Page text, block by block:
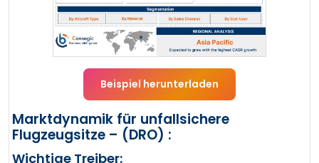
Beispiel herunterladen
Marktdynamik für unfallsichere
Flugzeugsitze – (DRO) :
Wichtige Treiber: